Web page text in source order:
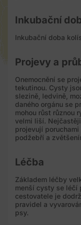
Inkubační
Inkubační doba
Projevy a
Onemocnění se
tekutinou. Cysty
slezině, ledvině,
daného orgánu se
mohou růst různou
velmi liší.
projevují
podžebří a
Léčba
Základem léčby
menší cysty se léčí
cestovatele je
pravidel a
psy.